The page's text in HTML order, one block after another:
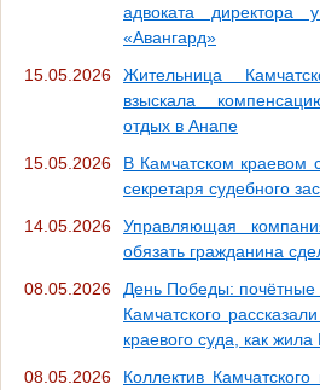
адвоката директора
«Авангард»
15.05.2026
Жительница
взыскала
отдых в Анапе
15.05.2026
В Камчатском краевом
секретаря судебного
14.05.2026
Управляющая
обязать гражданина
08.05.2026
День Победы: почётные
Камчатского
краевого суда, как
08.05.2026
Коллектив